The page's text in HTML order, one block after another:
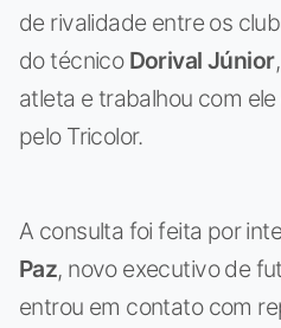
de rivalidade entre os
do técnico Dorival Júnior
atleta e trabalhou com
pelo Tricolor.
A consulta foi feita por
Paz, novo executivo de
entrou em contato com